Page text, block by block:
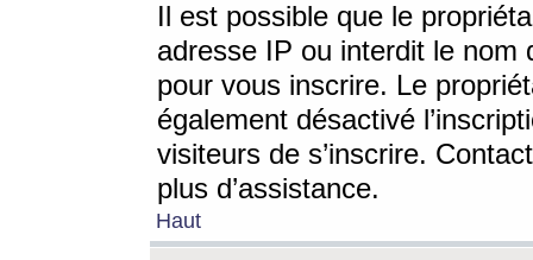
Il est possible que le
adresse IP ou interdit le nom
pour vous inscrire. Le
également désactivé
visiteurs de s’inscrire.
plus d’assistance.
Haut